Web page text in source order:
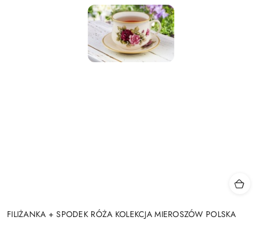
FILIŻANKA + SPODEK RÓŻA KOLEKCJA MIEROSZÓW POLSKA